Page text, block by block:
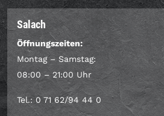
Salach
Öffnungszeiten:
Montag – Samstag:
08:00 – 21:00 Uhr
Tel.: 0 71 62/94 44 0